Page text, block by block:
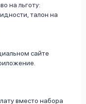
на льготу:
талон на
сайте
вместо набора